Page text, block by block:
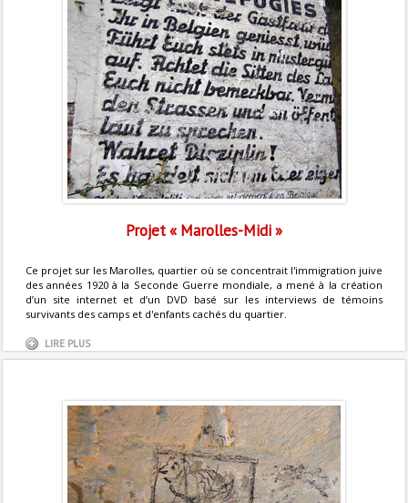
Projet « Marolles-Midi »
Ce projet sur les Marolles, quartier où se concentrait l'immigration juive
des années 1920 à la Seconde Guerre mondiale, a mené à la création
d’un site internet et d’un DVD basé sur les interviews de témoins
survivants des camps et d'enfants cachés du quartier.
LIRE PLUS